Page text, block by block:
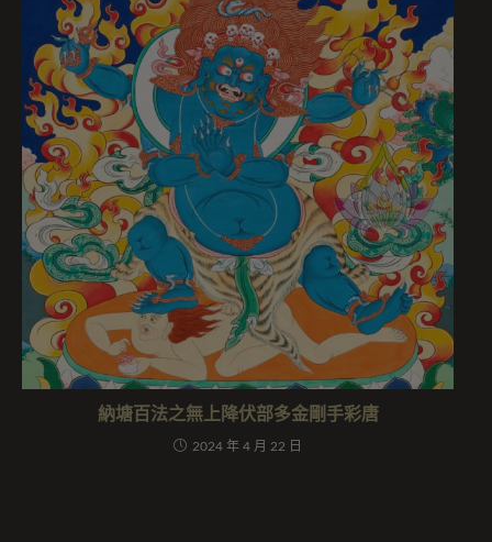
納塘百法之無上降伏部多金剛手彩唐
2024 年 4 月 22 日